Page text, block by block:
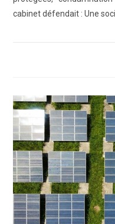
cabinet défendait : Une